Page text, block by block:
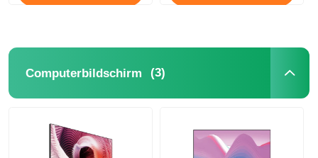
Computerbildschirm (3)